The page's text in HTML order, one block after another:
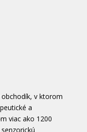
v ktorom
a
viac ako 1200